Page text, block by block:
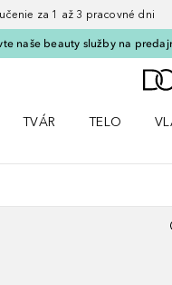
za 1 až 3 pracovné dni
naše beauty služby na
TVÁR
TELO